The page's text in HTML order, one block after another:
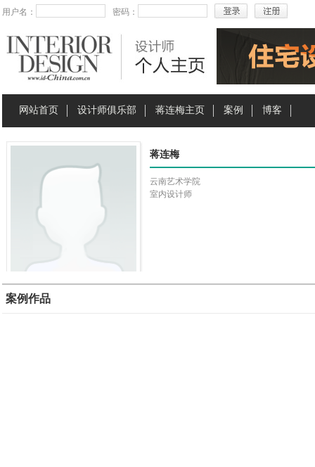
用户名： 密码：
网站首页 设计师俱乐部 蒋连梅主页 案例 博客
蒋连梅
云南艺术学院
室内设计师
案例作品